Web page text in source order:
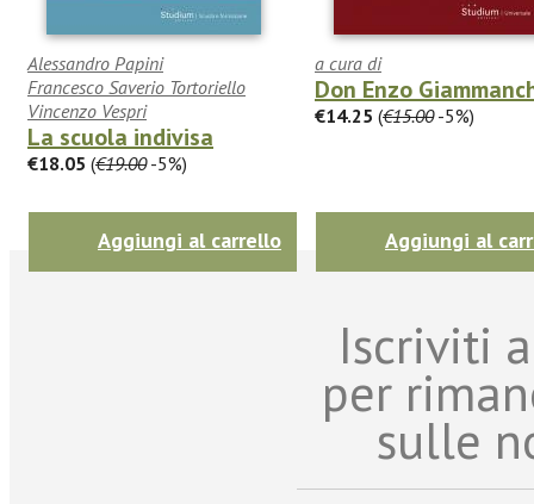
Alessandro Papini
Francesco Saverio Tortoriello
Vincenzo Vespri
La scuola indivisa
€18.05 (€19.00-5%)
Aggiungi al carrello
a cura di
Don Enzo
€14.25 (€15.00-5%)
Aggiungi al
Iscriviti
per
sulle